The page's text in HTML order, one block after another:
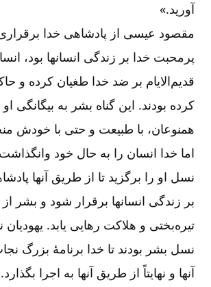
آورید.»
مقصود عیسی از پادشاهی خدا
پرمحبت خدا بر زندگی انسانها بود،
قدیم‌الایام بر ضد خدا طغیان کرده و
کرده بودند. این گناه بشر به بیگانگی او
همنوعان، با طبیعت و حتی با خودش
اما خدا انسان را به حال خود وانگذاشت
نسل او را برگزید تا از طریق آنها
بر زندگی انسانها برقرار شود و بشر
تیره‌بختی و هلاکت رهایی یابد. یهودیان
نسل بشر بودند تا خدا برنامۀ بزرگ
آنها و نهایتاً از طریق آنها به اجرا بگذارد.